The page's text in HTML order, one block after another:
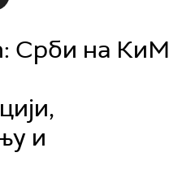
Срби на КиМ
и